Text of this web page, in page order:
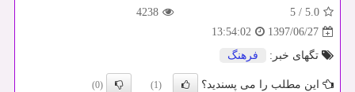
5.0
/
5
4238
1397/06/27
13:54:02
تگهای خبر:
فرهنگ
این مطلب را می پسندید؟ (1)
(0)